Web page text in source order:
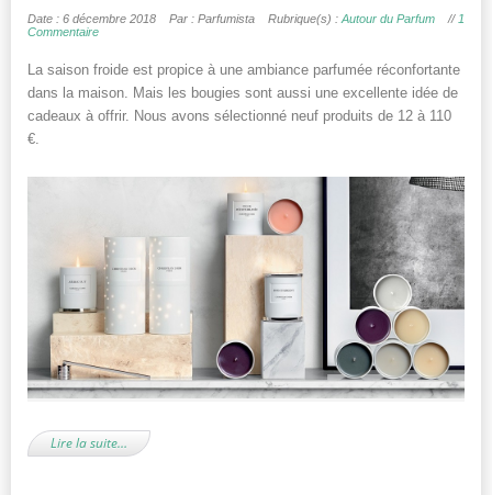
Date : 6 décembre 2018 Par : Parfumista Rubrique(s) : Autour du Parfum // 1
Commentaire
La saison froide est propice à une ambiance parfumée réconfortante
dans la maison. Mais les bougies sont aussi une excellente idée de
cadeaux à offrir. Nous avons sélectionné neuf produits de 12 à 110
€.
Lire la suite…